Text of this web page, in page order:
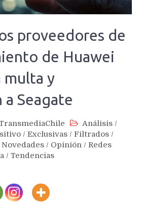
proveedores de
de Huawei
multa y
Seagate
Análisis /
/ Exclusivas / Filtrados /
Novedades / Opinión / Redes
/ Tendencias